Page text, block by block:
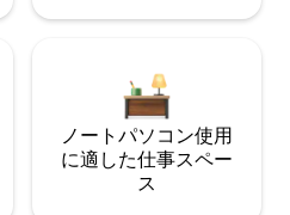
ノートパソコン使用
に適した仕事スペー
ス